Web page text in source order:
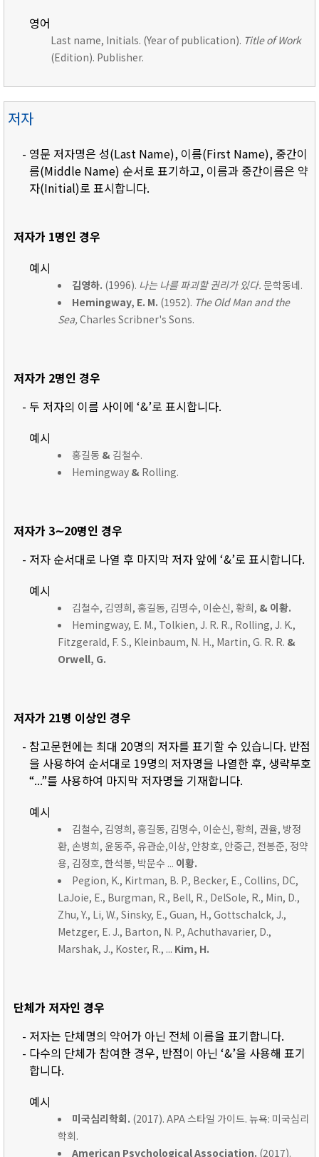
영어
Last name, Initials. (Year of publication). Title of Work
(Edition). Publisher.
저자
- 영문 저자명은 성(Last Name), 이름(First Name), 중간이
름(Middle Name) 순서로 표기하고, 이름과 중간이름은 약
자(Initial)로 표시합니다.
저자가 1명인 경우
예시
김영하. (1996). 나는 나를 파괴할 권리가 있다. 문학동네.
Hemingway, E. M. (1952). The Old Man and the
Sea,Charles Scribner's Sons.
저자가 2명인 경우
- 두 저자의 이름 사이에 ‘&’로 표시합니다.
예시
홍길동 & 김철수.
Hemingway & Rolling.
저자가 3∼20명인 경우
- 저자 순서대로 나열 후 마지막 저자 앞에 ‘&’로 표시합니다.
예시
김철수, 김영희, 홍길동, 김명수, 이순신, 황희, & 이황.
Hemingway, E. M., Tolkien, J. R. R., Rolling, J. K.,
Fitzgerald, F. S., Kleinbaum, N. H., Martin, G. R. R. &
Orwell, G.
저자가 21명 이상인 경우
- 참고문헌에는 최대 20명의 저자를 표기할 수 있습니다. 반점
을 사용하여 순서대로 19명의 저자명을 나열한 후, 생략부호
“...”를 사용하여 마지막 저자명을 기재합니다.
예시
김철수, 김영희, 홍길동, 김명수, 이순신, 황희, 권율, 방정
환, 손병희, 윤동주, 유관순,이상, 안창호, 안중근, 전봉준, 정약
용, 김정호, 한석봉, 박문수 ... 이황.
Pegion, K., Kirtman, B. P., Becker, E., Collins, DC,
LaJoie, E., Burgman, R., Bell, R., DelSole, R., Min, D.,
Zhu, Y., Li, W., Sinsky, E., Guan, H., Gottschalck, J.,
Metzger, E. J., Barton, N. P., Achuthavarier, D.,
Marshak, J., Koster, R., ... Kim, H.
단체가 저자인 경우
- 저자는 단체명의 약어가 아닌 전체 이름을 표기합니다.
- 다수의 단체가 참여한 경우, 반점이 아닌 ‘&’을 사용해 표기
합니다.
예시
미국심리학회. (2017). APA 스타일 가이드. 뉴욕: 미국심리
학회.
American Psychological Association. (2017).